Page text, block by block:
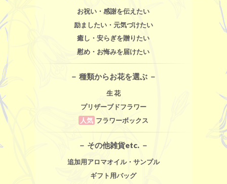
お祝い・感謝を伝えたい
励ましたい・元気づけたい
癒し・安らぎを贈りたい
慰め・お悔みを届けたい
－ 種類からお花を選ぶ －
生 花
プリザーブドフラワー
人気 フラワーボックス
－ その他雑貨etc. －
追加用アロマオイル・サンプル
ギフト用バッグ